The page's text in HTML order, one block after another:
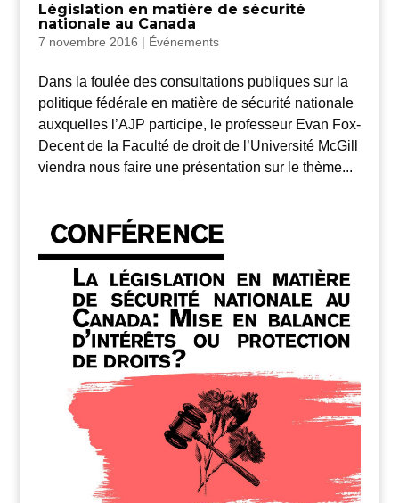
Législation en matière de sécurité
nationale au Canada
7 novembre 2016 | Événements
Dans la foulée des consultations publiques sur la
politique fédérale en matière de sécurité nationale
auxquelles l’AJP participe, le professeur Evan Fox-
Decent de la Faculté de droit de l’Université McGill
viendra nous faire une présentation sur le thème...